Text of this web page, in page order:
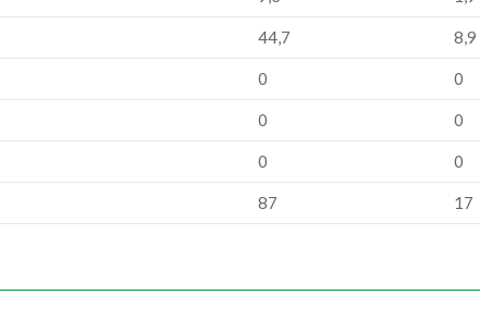
44,7 8,9
0 0
0 0
0 0
87 17